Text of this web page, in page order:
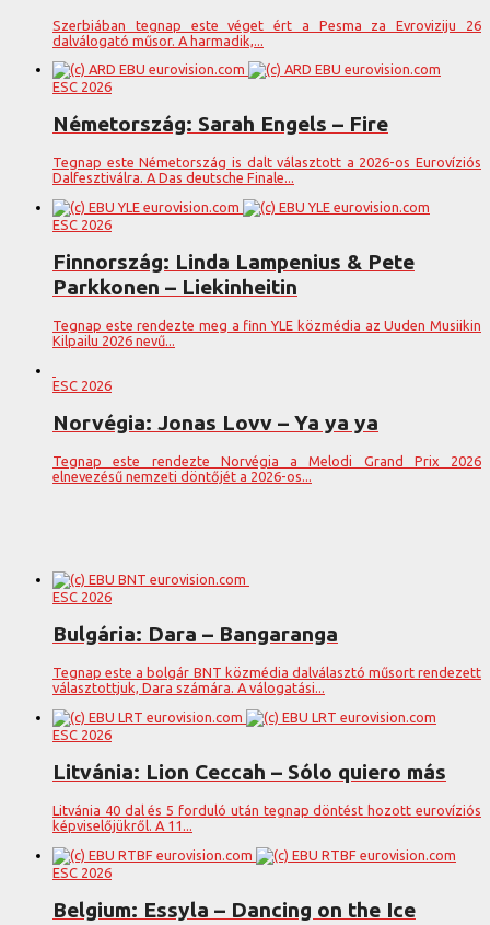
Szerbiában tegnap este véget ért a Pesma za Evroviziju 26
dalválogató műsor. A harmadik,...
ESC 2026
Németország: Sarah Engels – Fire
Tegnap este Németország is dalt választott a 2026-os Eurovíziós
Dalfesztiválra. A Das deutsche Finale...
ESC 2026
Finnország: Linda Lampenius & Pete
Parkkonen – Liekinheitin
Tegnap este rendezte meg a finn YLE közmédia az Uuden Musiikin
Kilpailu 2026 nevű...
ESC 2026
Norvégia: Jonas Lovv – Ya ya ya
Tegnap este rendezte Norvégia a Melodi Grand Prix 2026
elnevezésű nemzeti döntőjét a 2026-os...
ESC 2026
Bulgária: Dara – Bangaranga
Tegnap este a bolgár BNT közmédia dalválasztó műsort rendezett
választottjuk, Dara számára. A válogatási...
ESC 2026
Litvánia: Lion Ceccah – Sólo quiero más
Litvánia 40 dal és 5 forduló után tegnap döntést hozott eurovíziós
képviselőjükről. A 11...
ESC 2026
Belgium: Essyla – Dancing on the Ice